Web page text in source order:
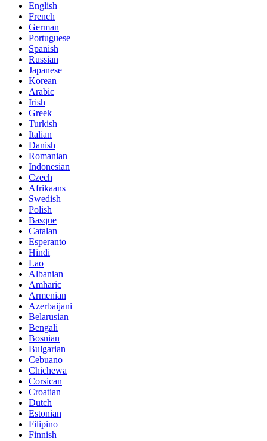
English
French
German
Portuguese
Spanish
Russian
Japanese
Korean
Arabic
Irish
Greek
Turkish
Italian
Danish
Romanian
Indonesian
Czech
Afrikaans
Swedish
Polish
Basque
Catalan
Esperanto
Hindi
Lao
Albanian
Amharic
Armenian
Azerbaijani
Belarusian
Bengali
Bosnian
Bulgarian
Cebuano
Chichewa
Corsican
Croatian
Dutch
Estonian
Filipino
Finnish